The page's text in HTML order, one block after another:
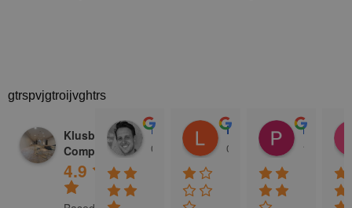
gtrspvjgtroijvghtrs
Klusbedrijf CG
Company
4.9
Donald Vossen
08:28 17 Dec 24
Lisa Vlok
06:41 08 Oct 24
Peter A Valk
10:58 31